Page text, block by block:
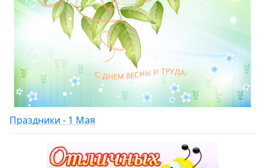
Праздники - 1 Мая